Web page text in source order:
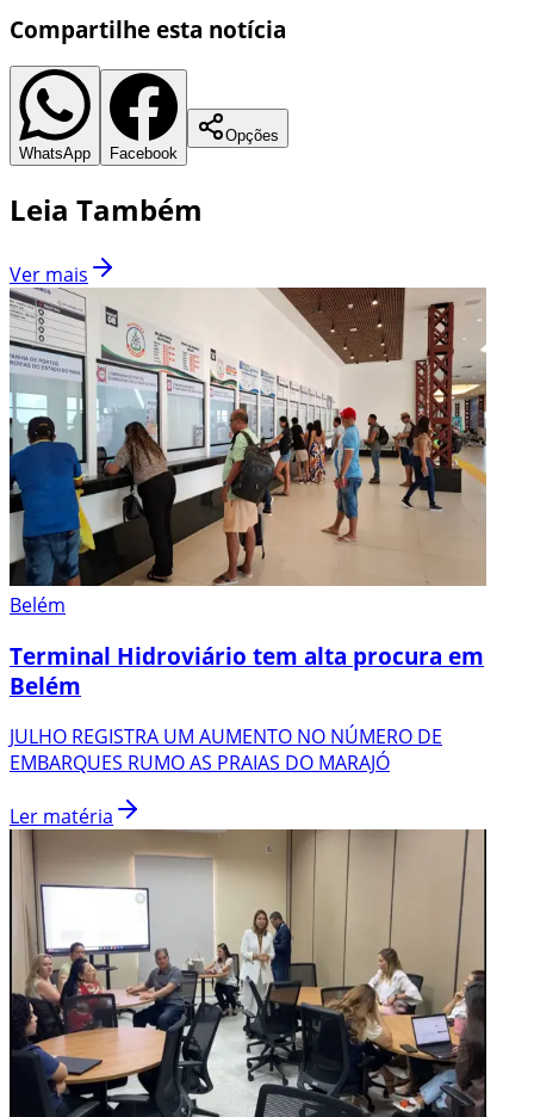
Compartilhe esta notícia
WhatsApp Facebook
Opções
Leia Também
Ver mais
Belém
Terminal Hidroviário tem alta procura em
Belém
JULHO REGISTRA UM AUMENTO NO NÚMERO DE
EMBARQUES RUMO AS PRAIAS DO MARAJÓ
Ler matéria